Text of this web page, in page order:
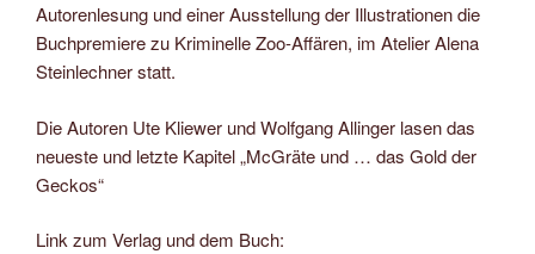
Autorenlesung und einer Ausstellung der Illustrationen die
Buchpremiere zu Kriminelle Zoo-Affären, im Atelier Alena
Steinlechner statt.
Die Autoren Ute Kliewer und Wolfgang Allinger lasen das
neueste und letzte Kapitel „McGräte und … das Gold der
Geckos“
Link zum Verlag und dem Buch: